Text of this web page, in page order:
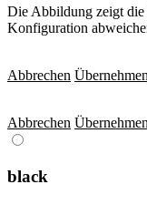
Die Abbildung zeigt
Konfiguration
Abbrechen Übernehmen
Abbrechen Übernehmen
black